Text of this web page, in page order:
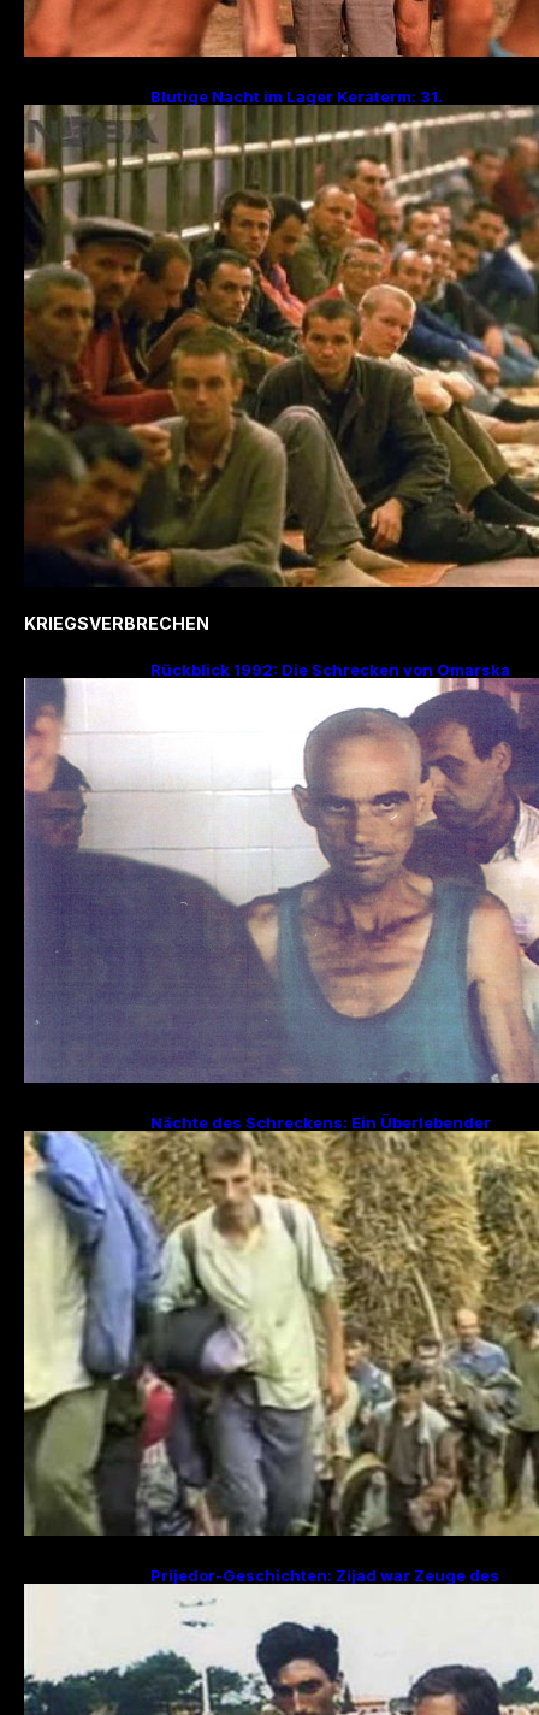
Blutige Nacht im Lager Keraterm: 31.
Jahrestag des Massakers mit 200
Hinrichtungen!
KRIEGSVERBRECHEN
Rückblick 1992: Die Schrecken von Omarska
– Ein düsteres Kapitel im Bosnienkrieg
Nächte des Schreckens: Ein Überlebender
erzählt von den Julitagen 1995 in Srebrenica
Prijedor-Geschichten: Zijad war Zeuge des
sucht Frau und zwei Kinder